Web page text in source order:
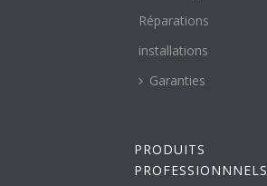
Réparations
installations
Garanties
PRODUITS
PROFESSIONNNELS